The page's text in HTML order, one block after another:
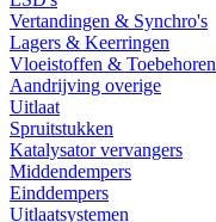
Vertandingen & Synchro's
Lagers & Keerringen
Vloeistoffen & Toebehoren
Aandrijving overige
Uitlaat
Spruitstukken
Katalysator vervangers
Middendempers
Einddempers
Uitlaatsystemen